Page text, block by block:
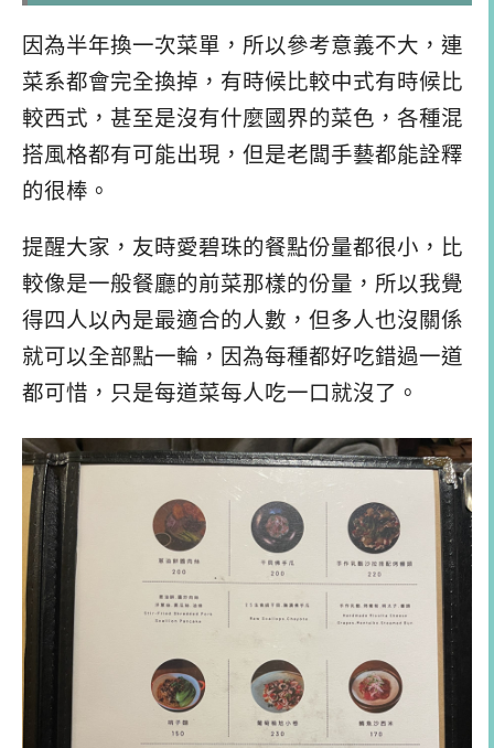
因為半年換一次菜單，所以參考意義不大，連
菜系都會完全換掉，有時候比較中式有時候比
較西式，甚至是沒有什麼國界的菜色，各種混
搭風格都有可能出現，但是老闆手藝都能詮釋
的很棒。
提醒大家，友時愛碧珠的餐點份量都很小，比
較像是一般餐廳的前菜那樣的份量，所以我覺
得四人以內是最適合的人數，但多人也沒關係
就可以全部點一輪，因為每種都好吃錯過一道
都可惜，只是每道菜每人吃一口就沒了。